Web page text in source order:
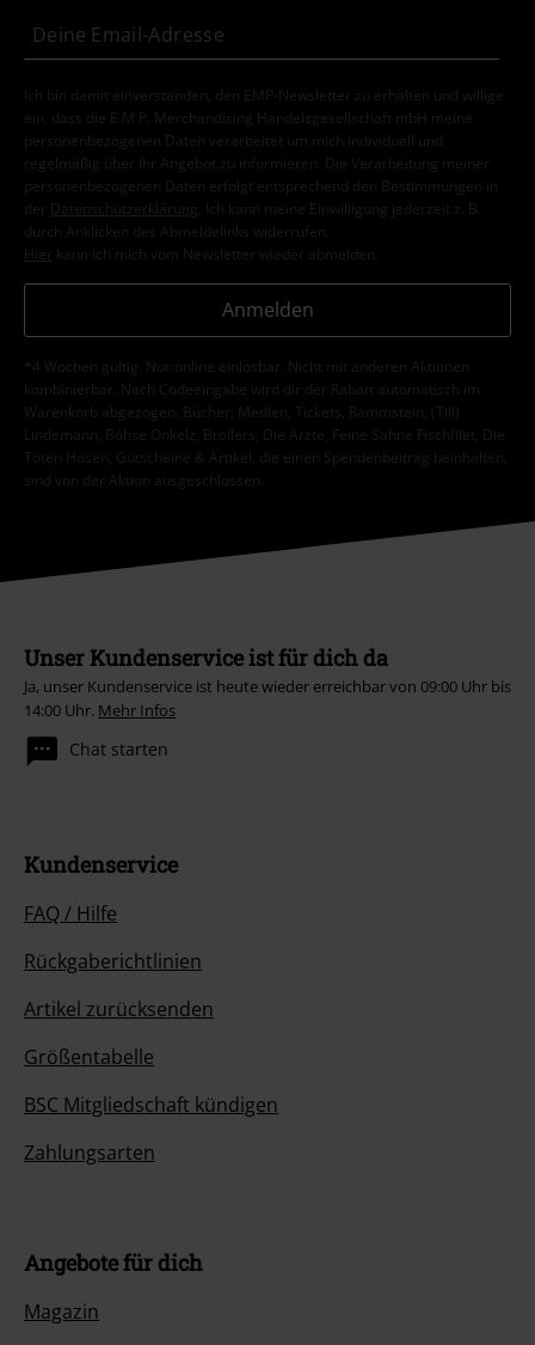
Ich bin damit einverstanden, den EMP-Newsletter zu erhalten und willige
ein, dass die E.M.P. Merchandising Handelsgesellschaft mbH meine
personenbezogenen Daten verarbeitet um mich individuell und
regelmäßig über ihr Angebot zu informieren. Die Verarbeitung meiner
personenbezogenen Daten erfolgt entsprechend den Bestimmungen in
der
Datenschutzerklärung
. Ich kann meine Einwilligung jederzeit z. B.
durch Anklicken des Abmeldelinks widerrufen.
Hier kann ich mich vom Newsletter wieder abmelden.
Anmelden
*4 Wochen gültig. Nur online einlösbar. Nicht mit anderen Aktionen
kombinierbar. Nach Codeeingabe wird dir der Rabatt automatisch im
Warenkorb abgezogen. Bücher, Medien, Tickets, Rammstein, (Till)
Lindemann, Böhse Onkelz, Broilers, Die Ärzte, Feine Sahne Fischfilet, Die
Toten Hosen, Gutscheine & Artikel, die einen Spendenbeitrag beinhalten,
sind von der Aktion ausgeschlossen.
Unser Kundenservice ist für dich da
Ja, unser Kundenservice ist heute wieder erreichbar von 09:00 Uhr bis
14:00 Uhr. Mehr Infos
Chat starten
Kundenservice
FAQ / Hilfe
Rückgaberichtlinien
Artikel zurücksenden
Größentabelle
BSC Mitgliedschaft kündigen
Zahlungsarten
Angebote für dich
Magazin